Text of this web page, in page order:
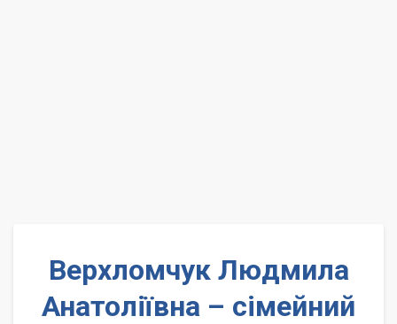
Верхломчук Людмила
Анатоліївна – сімейний